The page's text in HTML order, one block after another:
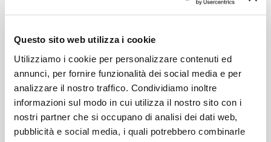
Questo sito web utilizza i cookie
Utilizziamo i cookie per personalizzare contenuti ed
annunci, per fornire funzionalità dei social media e per
analizzare il nostro traffico. Condividiamo inoltre
informazioni sul modo in cui utilizza il nostro sito con i
nostri partner che si occupano di analisi dei dati web,
pubblicità e social media, i quali potrebbero combinarle
Bian Zou(Album Version)
05:21
3 Qin Jin Yi Ke(Album Version)
Alan Tam
4 Tong Gen Shen(Album Version)
Alan Tam
5 Ling Hang Deng(Album Version)
04:06
Alan Tam
CHI SIAMO
CONTATTI